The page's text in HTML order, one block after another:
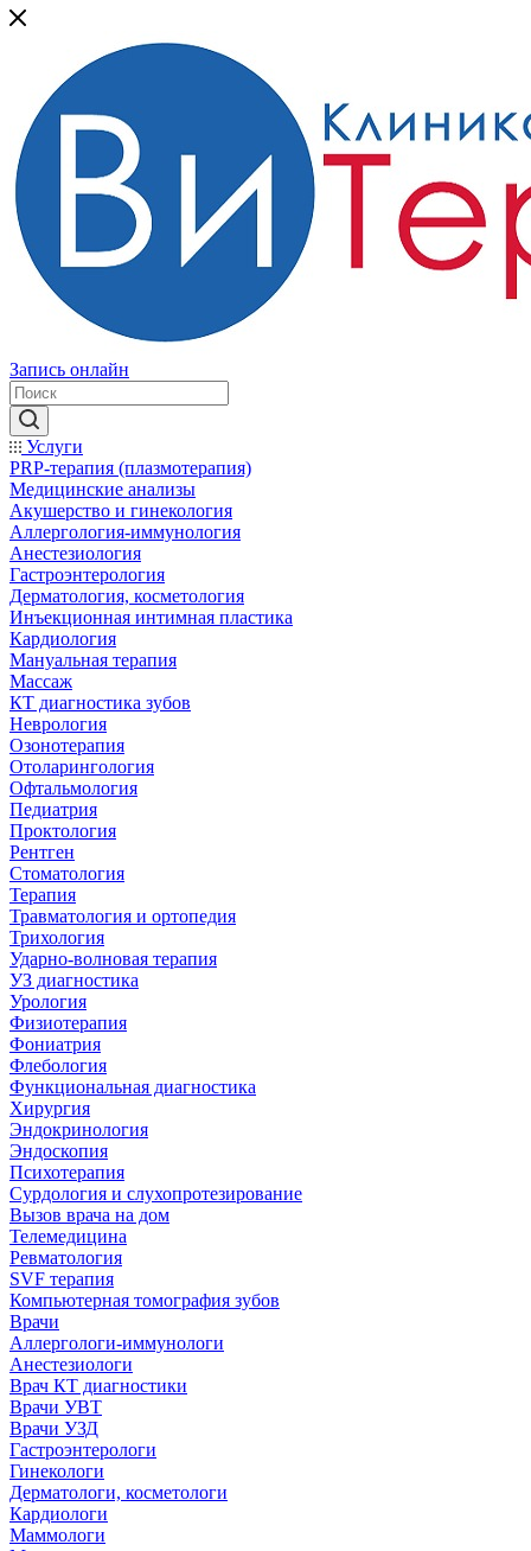
Запись онлайн
Услуги
PRP-терапия (плазмотерапия)
Медицинские анализы
Акушерство и гинекология
Аллергология-иммунология
Анестезиология
Гастроэнтерология
Дерматология, косметология
Инъекционная интимная пластика
Кардиология
Мануальная терапия
Массаж
КТ диагностика зубов
Неврология
Озонотерапия
Отоларингология
Офтальмология
Педиатрия
Проктология
Рентген
Стоматология
Терапия
Травматология и ортопедия
Трихология
Ударно-волновая терапия
УЗ диагностика
Урология
Физиотерапия
Фониатрия
Флебология
Функциональная диагностика
Хирургия
Эндокринология
Эндоскопия
Психотерапия
Сурдология и слухопротезирование
Вызов врача на дом
Телемедицина
Ревматология
SVF терапия
Компьютерная томография зубов
Врачи
Аллергологи-иммунологи
Анестезиологи
Врач КТ диагностики
Врачи УВТ
Врачи УЗД
Гастроэнтерологи
Гинекологи
Дерматологи, косметологи
Кардиологи
Маммологи